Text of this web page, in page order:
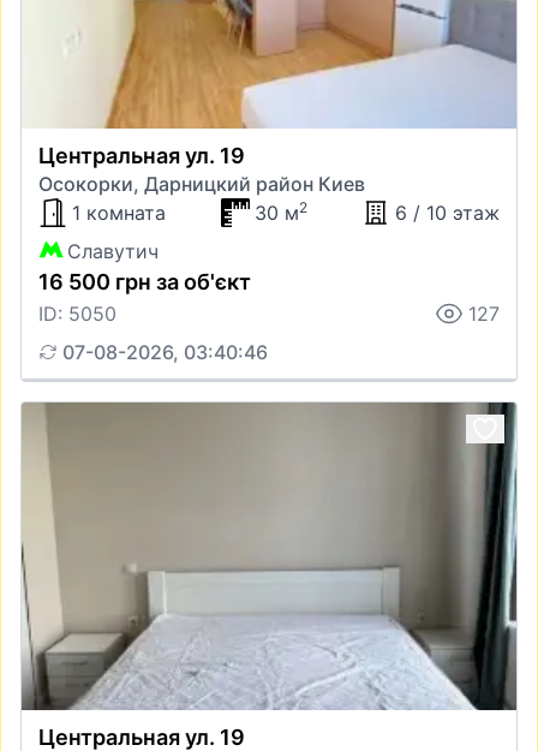
Центральная ул. 19
Осокорки, Дарницкий район Киев
1 комната
30 м2
6 / 10 этаж
Славутич
16 500 грн за об'єкт
ID: 5050
127
07-08-2026, 03:40:46
Центральная ул. 19